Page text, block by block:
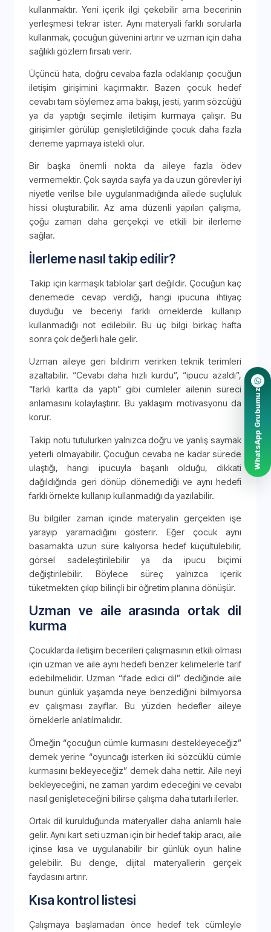
kullanmaktır. Yeni içerik ilgi çekebilir ama becerinin
yerleşmesi tekrar ister. Aynı materyali farklı sorularla
kullanmak, çocuğun güvenini artırır ve uzman için daha
sağlıklı gözlem fırsatı verir.
Üçüncü hata, doğru cevaba fazla odaklanıp çocuğun
iletişim girişimini kaçırmaktır. Bazen çocuk hedef
cevabı tam söylemez ama bakışı, jesti, yarım sözcüğü
ya da yaptığı seçimle iletişim kurmaya çalışır. Bu
girişimler görülüp genişletildiğinde çocuk daha fazla
deneme yapmaya istekli olur.
Bir başka önemli nokta da aileye fazla ödev
vermemektir. Çok sayıda sayfa ya da uzun görevler iyi
niyetle verilse bile uygulanmadığında ailede suçluluk
hissi oluşturabilir. Az ama düzenli yapılan çalışma,
çoğu zaman daha gerçekçi ve etkili bir ilerleme
sağlar.
İlerleme nasıl takip edilir?
Takip için karmaşık tablolar şart değildir. Çocuğun kaç
denemede cevap verdiği, hangi ipucuna ihtiyaç
duyduğu ve beceriyi farklı örneklerde kullanıp
kullanmadığı not edilebilir. Bu üç bilgi birkaç hafta
sonra çok değerli hale gelir.
Uzman aileye geri bildirim verirken teknik terimleri
azaltabilir. “Cevabı daha hızlı kurdu”, “ipucu azaldı”,
“farklı kartta da yaptı” gibi cümleler ailenin süreci
anlamasını kolaylaştırır. Bu yaklaşım motivasyonu da
korur.
Takip notu tutulurken yalnızca doğru ve yanlış saymak
yeterli olmayabilir. Çocuğun cevaba ne kadar sürede
ulaştığı, hangi ipucuyla başarılı olduğu, dikkati
dağıldığında geri dönüp dönemediği ve aynı hedefi
farklı örnekte kullanıp kullanmadığı da yazılabilir.
Bu bilgiler zaman içinde materyalin gerçekten işe
yarayıp yaramadığını gösterir. Eğer çocuk aynı
basamakta uzun süre kalıyorsa hedef küçültülebilir,
görsel sadeleştirilebilir ya da ipucu biçimi
değiştirilebilir. Böylece süreç yalnızca içerik
tüketmekten çıkıp bilinçli bir öğretim planına dönüşür.
Uzman ve aile arasında ortak dil
kurma
Çocuklarda iletişim becerileri çalışmasının etkili olması
için uzman ve aile aynı hedefi benzer kelimelerle tarif
edebilmelidir. Uzman “ifade edici dil” dediğinde aile
bunun günlük yaşamda neye benzediğini bilmiyorsa
ev çalışması zayıflar. Bu yüzden hedefler aileye
örneklerle anlatılmalıdır.
Örneğin “çocuğun cümle kurmasını destekleyeceğiz”
demek yerine “oyuncağı isterken iki sözcüklü cümle
kurmasını bekleyeceğiz” demek daha nettir. Aile neyi
bekleyeceğini, ne zaman yardım edeceğini ve cevabı
nasıl genişleteceğini bilirse çalışma daha tutarlı ilerler.
Ortak dil kurulduğunda materyaller daha anlamlı hale
gelir. Aynı kart seti uzman için bir hedef takip aracı, aile
içinse kısa ve uygulanabilir bir günlük oyun haline
gelebilir. Bu denge, dijital materyallerin gerçek
faydasını artırır.
Kısa kontrol listesi
Çalışmaya başlamadan önce hedef tek cümleyle
WhatsApp Grubumuz